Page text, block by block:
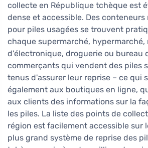
collecte en République tchèque est
dense et accessible. Des conteneurs
pour piles usagées se trouvent
chaque supermarché, hypermarché,
d'électronique, droguerie ou bureau
commerçants qui vendent des piles
tenus d'assurer leur reprise – ce qui
également aux boutiques en ligne,
aux clients des informations sur la
les piles. La liste des points de
région est facilement accessible sur
plus grand système de reprise des